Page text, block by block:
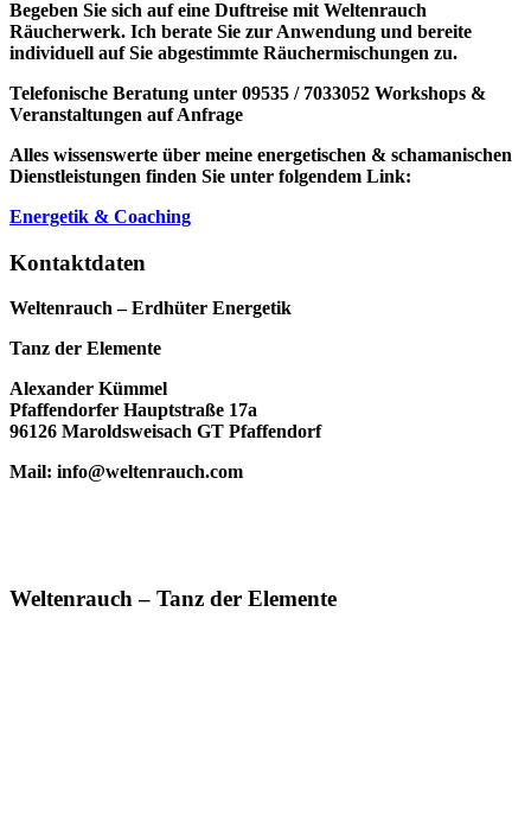
Begeben Sie sich auf eine Duftreise mit Weltenrauch
Räucherwerk. Ich berate Sie zur Anwendung und bereite
individuell auf Sie abgestimmte Räuchermischungen zu.
Telefonische Beratung unter 09535 / 7033052 Workshops &
Veranstaltungen auf Anfrage
Alles wissenswerte über meine energetischen & schamanischen
Dienstleistungen finden Sie unter folgendem Link:
Energetik & Coaching
Kontaktdaten
Weltenrauch – Erdhüter Energetik
Tanz der Elemente
Alexander Kümmel
Pfaffendorfer Hauptstraße 17a
96126 Maroldsweisach GT Pfaffendorf
Mail: info@weltenrauch.com
Weltenrauch – Tanz der Elemente